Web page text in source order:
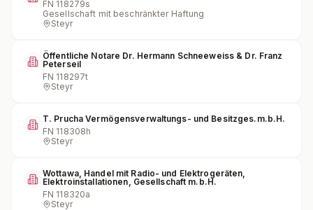
FN 118279s
Gesellschaft mit beschränkter Haftung
Steyr
Öffentliche Notare Dr. Hermann Schneeweiss & Dr. Franz
Peterseil
FN 118297t
Steyr
T. Prucha Vermögensverwaltungs- und Besitzges.m.b.H.
FN 118308h
Steyr
Wottawa, Handel mit Radio- und Elektrogeräten,
Elektroinstallationen, Gesellschaft m.b.H.
FN 118320a
Steyr